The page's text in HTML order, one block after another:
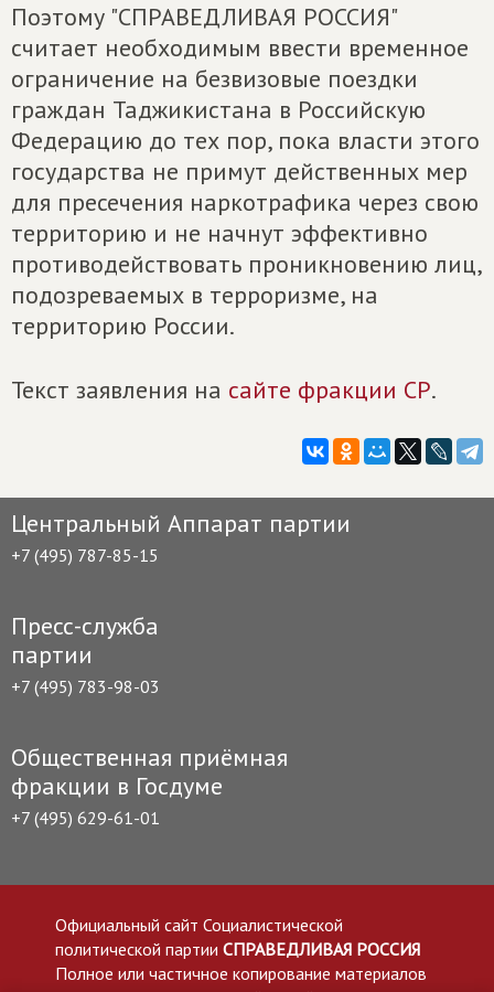
Поэтому "СПРАВЕДЛИВАЯ РОССИЯ"
считает необходимым ввести временное
ограничение на безвизовые поездки
граждан Таджикистана в Российскую
Федерацию до тех пор, пока власти этого
государства не примут действенных мер
для пресечения наркотрафика через свою
территорию и не начнут эффективно
противодействовать проникновению лиц,
подозреваемых в терроризме, на
территорию России.
Текст заявления на сайте фракции СР.
Центральный Аппарат партии
+7 (495) 787-85-15
Пресс-служба
партии
+7 (495) 783-98-03
Общественная приёмная
фракции в Госдуме
+7 (495) 629-61-01
Официальный сайт Социалистической
политической партии СПРАВЕДЛИВАЯ РОССИЯ
Полное или частичное копирование материалов